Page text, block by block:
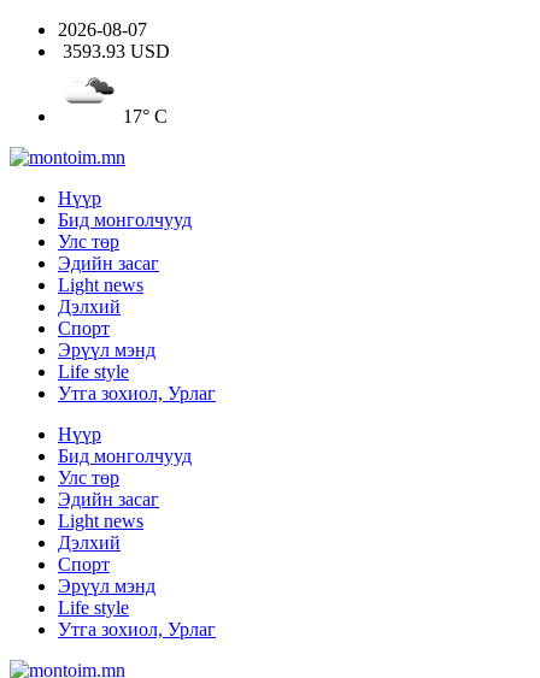
2026-08-07
3593.93 USD
17° C
Нүүр
Бид монголчууд
Улс төр
Эдийн засаг
Light news
Дэлхий
Спорт
Эрүүл мэнд
Life style
Утга зохиол, Урлаг
Нүүр
Бид монголчууд
Улс төр
Эдийн засаг
Light news
Дэлхий
Спорт
Эрүүл мэнд
Life style
Утга зохиол, Урлаг